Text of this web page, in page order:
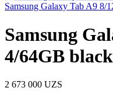
Samsung Galaxy Tab A9 8/
Samsung
4/64GB black
2 673 000 UZS